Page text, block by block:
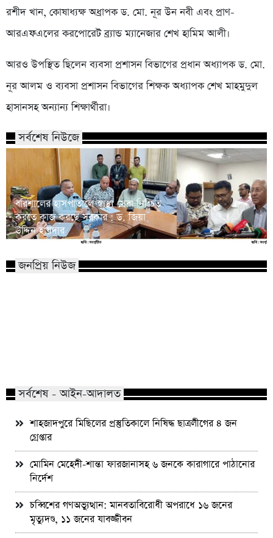
রশীদ খান, কোষাধ্যক্ষ অধ্রাপক ড. মো. নূর উন নবী এবং প্রাণ-
আরএফএলের করপোরেট ব্র্যান্ড ম্যানেজার শেখ হামিম আলী।
আরও উপস্থিত ছিলেন ব্যবসা প্রশাসন বিভাগের প্রধান অধ্যাপক ড. মো.
নূর আলম ও ব্যবসা প্রশাসন বিভাগের শিক্ষক অধ্যাপক শেখ মাহমুদুল
হাসানসহ অন্যান্য শিক্ষার্থীরা।
সর্বশেষ নিউজে
বরিশালের হাসপাতালে স্বাস্থ্য সেবা নিশ্চিত
করতে কাজ করছে সরকার : ড. জিয়া
উদ্দিন হায়দার
জনপ্রিয় নিউজ
সর্বশেষ - আইন-আদালত
শাহজাদপুরে মিছিলের প্রস্তুতিকালে নিষিদ্ধ ছাত্রলীগের ৪ জন
গ্রেপ্তার
মোমিন মেহেদী-শান্তা ফারজানাসহ ৬ জনকে কারাগারে পাঠানোর
নির্দেশ
চব্বিশের গণঅভ্যুত্থান: মানবতাবিরোধী অপরাধে ১৬ জনের
মৃত্যুদণ্ড, ১১ জনের যাবজ্জীবন